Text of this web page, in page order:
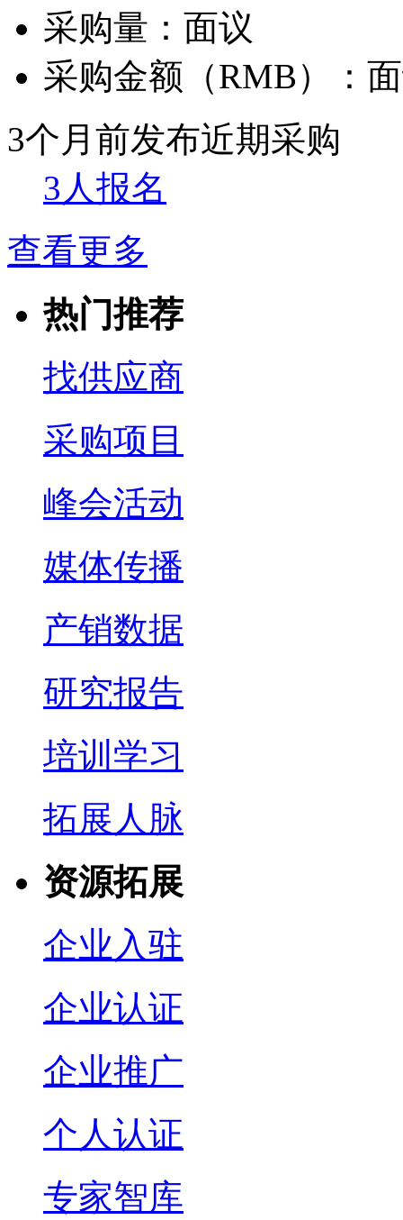
采购量： 面议
采购金额（RMB）：
3个月前发布近期采购
3人报名
查看更多
热门推荐
找供应商
采购项目
峰会活动
媒体传播
产销数据
研究报告
培训学习
拓展人脉
资源拓展
企业入驻
企业认证
企业推广
个人认证
专家智库